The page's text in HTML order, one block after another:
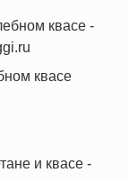
квасе